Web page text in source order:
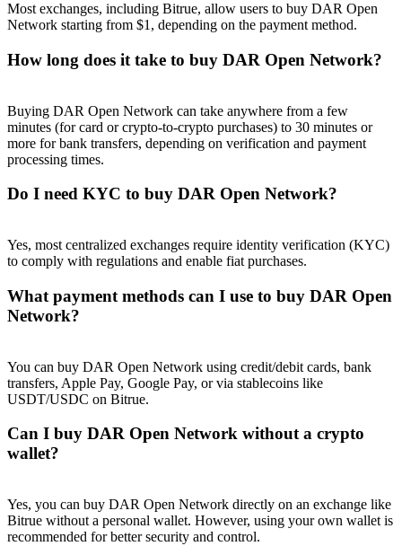
Most exchanges, including Bitrue, allow users to buy DAR Open
Network starting from $1, depending on the payment method.
How long does it take to buy DAR Open Network?
Buying DAR Open Network can take anywhere from a few
minutes (for card or crypto-to-crypto purchases) to 30 minutes or
more for bank transfers, depending on verification and payment
processing times.
Do I need KYC to buy DAR Open Network?
Yes, most centralized exchanges require identity verification (KYC)
to comply with regulations and enable fiat purchases.
What payment methods can I use to buy DAR Open
Network?
You can buy DAR Open Network using credit/debit cards, bank
transfers, Apple Pay, Google Pay, or via stablecoins like
USDT/USDC on Bitrue.
Can I buy DAR Open Network without a crypto
wallet?
Yes, you can buy DAR Open Network directly on an exchange like
Bitrue without a personal wallet. However, using your own wallet is
recommended for better security and control.